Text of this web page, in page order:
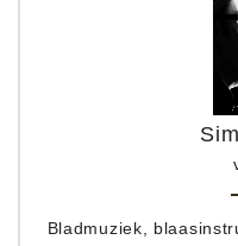
Bladmuziek,